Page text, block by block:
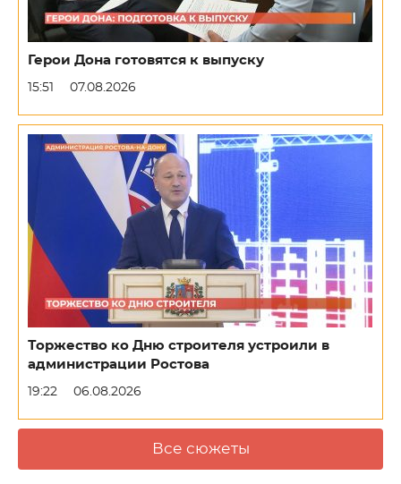
Герои Дона готовятся к выпуску
15:51 07.08.2026
Торжество ко Дню строителя устроили в
администрации Ростова
19:22 06.08.2026
Все сюжеты